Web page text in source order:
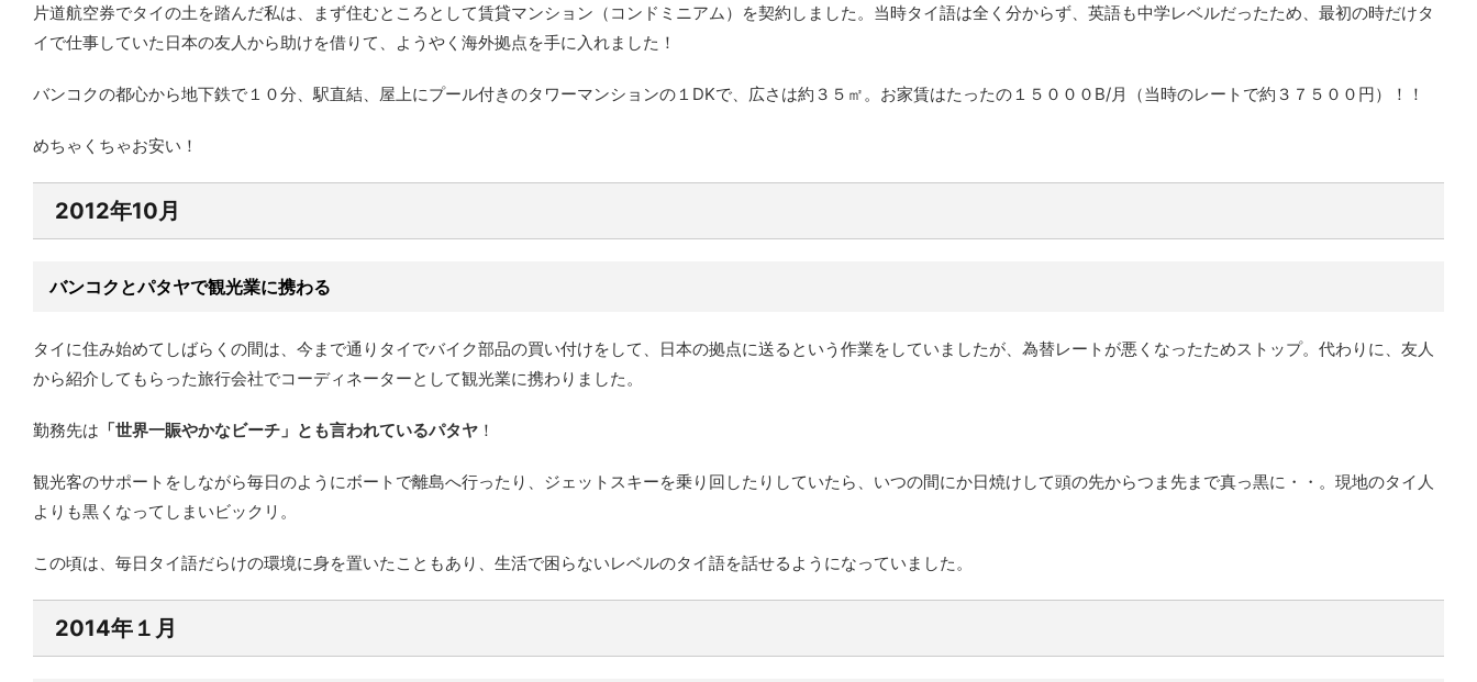
片道航空券でタイの土を踏んだ私は、まず住むところとして賃貸マンション（コンドミニアム）を契約しました。当時タイ語は全く分からず、英語も中学レベルだったため、最初の時だけタ
イで仕事していた日本の友人から助けを借りて、ようやく海外拠点を手に入れました！
バンコクの都心から地下鉄で１０分、駅直結、屋上にプール付きのタワーマンションの１DKで、広さは約３５㎡。お家賃はたったの１５０００B/月（当時のレートで約３７５００円）！！
めちゃくちゃお安い！
2012年10月
バンコクとパタヤで観光業に携わる
タイに住み始めてしばらくの間は、今まで通りタイでバイク部品の買い付けをして、日本の拠点に送るという作業をしていましたが、為替レートが悪くなったためストップ。代わりに、友人
から紹介してもらった旅行会社でコーディネーターとして観光業に携わりました。
勤務先は 「世界一賑やかなビーチ」とも言われているパタヤ ！
観光客のサポートをしながら毎日のようにボートで離島へ行ったり、ジェットスキーを乗り回したりしていたら、いつの間にか日焼けして頭の先からつま先まで真っ黒に・・。現地のタイ人
よりも黒くなってしまいビックリ。
この頃は、毎日タイ語だらけの環境に身を置いたこともあり、生活で困らないレベルのタイ語を話せるようになっていました。
2014年１月